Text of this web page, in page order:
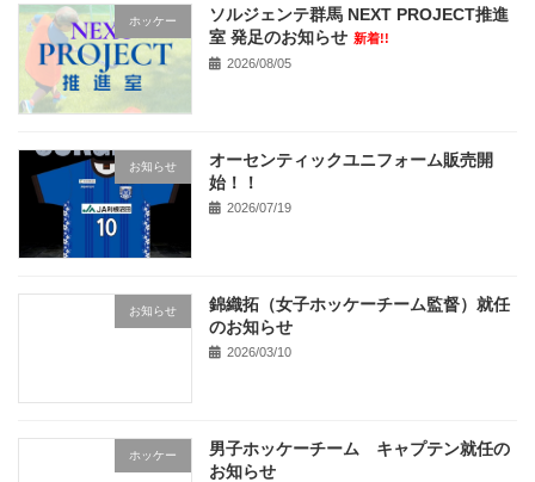
ホッケー
ソルジェンテ群馬 NEXT PROJECT推進
室 発足のお知らせ 新着!!
2026/08/05
お知らせ
オーセンティックユニフォーム販売開
始！！
2026/07/19
お知らせ
錦織拓（女子ホッケーチーム監督）就任
のお知らせ
2026/03/10
ホッケー
男子ホッケーチーム キャプテン就任の
お知らせ